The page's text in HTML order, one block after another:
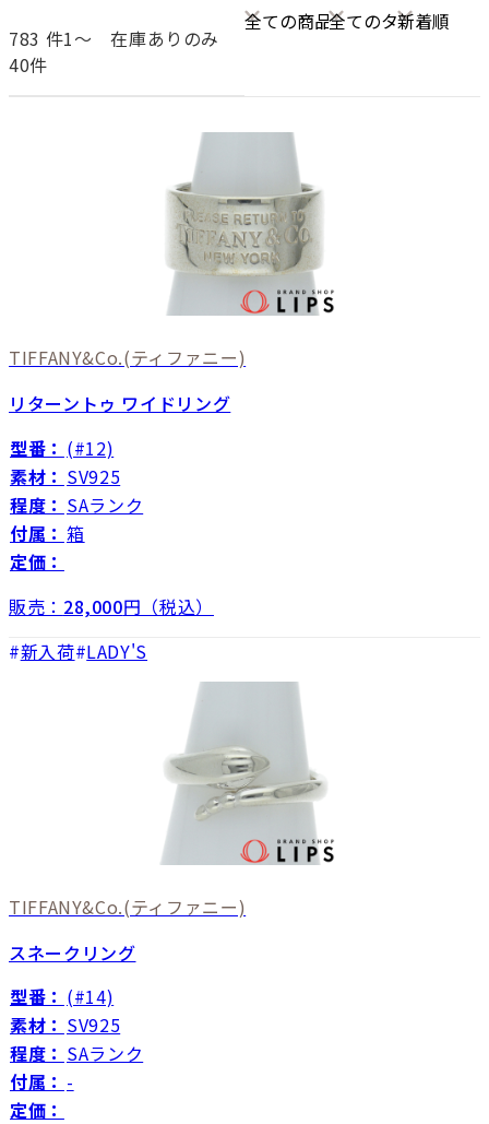
783 件1〜
40件
在庫ありのみ
TIFFANY&Co.(ティファニー)
リターントゥ ワイドリング
型番： (#12)
素材： SV925
程度： SAランク
付属： 箱
定価：
販売： 28,000円（税込）
新入荷 LADY'S
TIFFANY&Co.(ティファニー)
スネークリング
型番： (#14)
素材： SV925
程度： SAランク
付属： -
定価：